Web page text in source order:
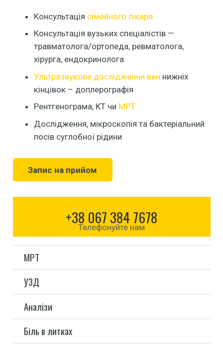
Консультація сімейного лікаря
Консультація вузьких спеціалістів —
травматолога/ортопеда, ревматолога,
хірурга, ендокринолога
Ультразвукове дослідження вен нижніх
кінцівок – доплерографія
Рентгенограма, КТ чи МРТ
Дослідження, мікроскопія та бактеріальний
посів суглобної рідини
Запис на прийом
+38 067 384 7678
Телефонуйте нам
МРТ
УЗД
Аналізи
Біль в литках